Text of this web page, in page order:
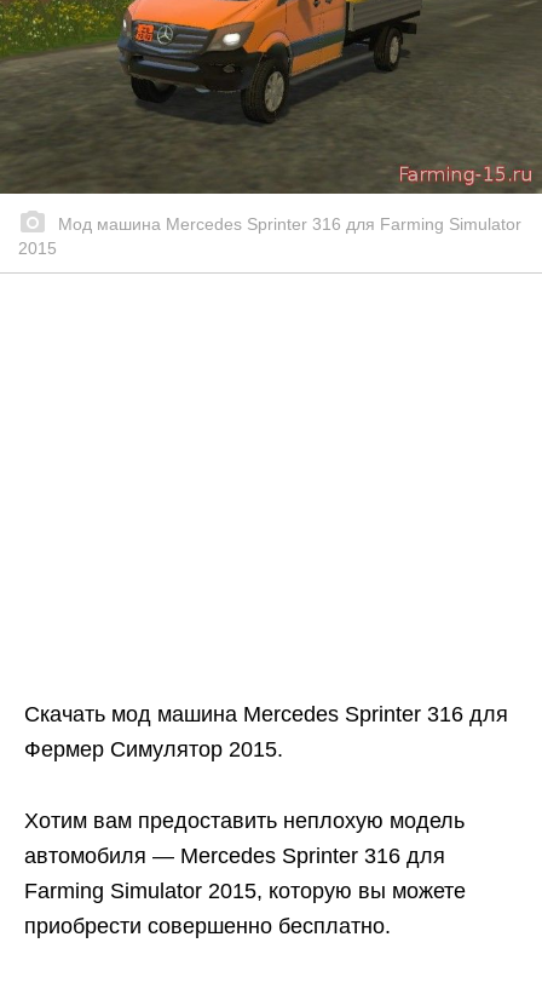
Мод машина Mercedes Sprinter 316 для Farming Simulator
2015
Скачать мод машина Mercedes Sprinter 316 для
Фермер Симулятор 2015.
Хотим вам предоставить неплохую модель
автомобиля — Mercedes Sprinter 316 для
Farming Simulator 2015, которую вы можете
приобрести совершенно бесплатно.